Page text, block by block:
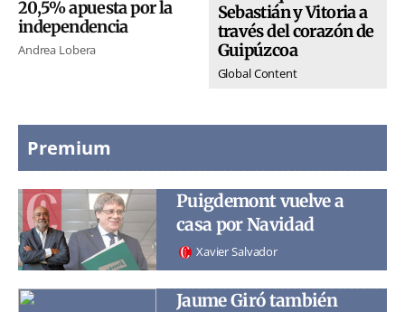
20,5% apuesta por la
independencia
Andrea Lobera
Sebastián y Vitoria a
través del corazón de
Guipúzcoa
Global Content
Premium
Puigdemont vuelve a
casa por Navidad
Xavier Salvador
Jaume Giró también